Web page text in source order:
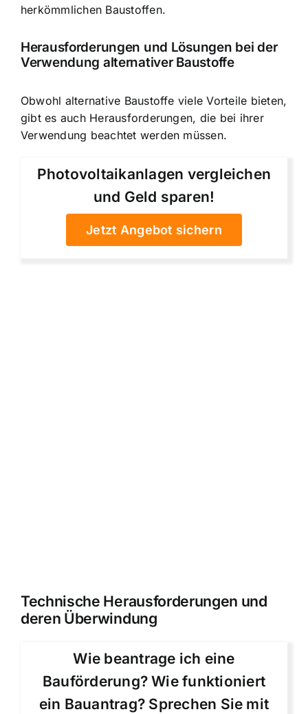
herkömmlichen Baustoffen.
Herausforderungen und Lösungen bei der
Verwendung alternativer Baustoffe
Obwohl alternative Baustoffe viele Vorteile bieten,
gibt es auch Herausforderungen, die bei ihrer
Verwendung beachtet werden müssen.
Photovoltaikanlagen vergleichen
und Geld sparen!
Jetzt Angebot sichern
Technische Herausforderungen und
deren Überwindung
Wie beantrage ich eine
Bauförderung? Wie funktioniert
ein Bauantrag? Sprechen Sie mit